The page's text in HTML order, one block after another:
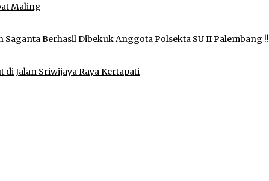
Maling
Berhasil Dibekuk Anggota Polsekta SU II Palembang !!
di Jalan Sriwijaya Raya Kertapati